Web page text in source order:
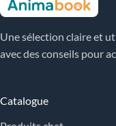
Une sélection claire et
avec des conseils pour
Catalogue